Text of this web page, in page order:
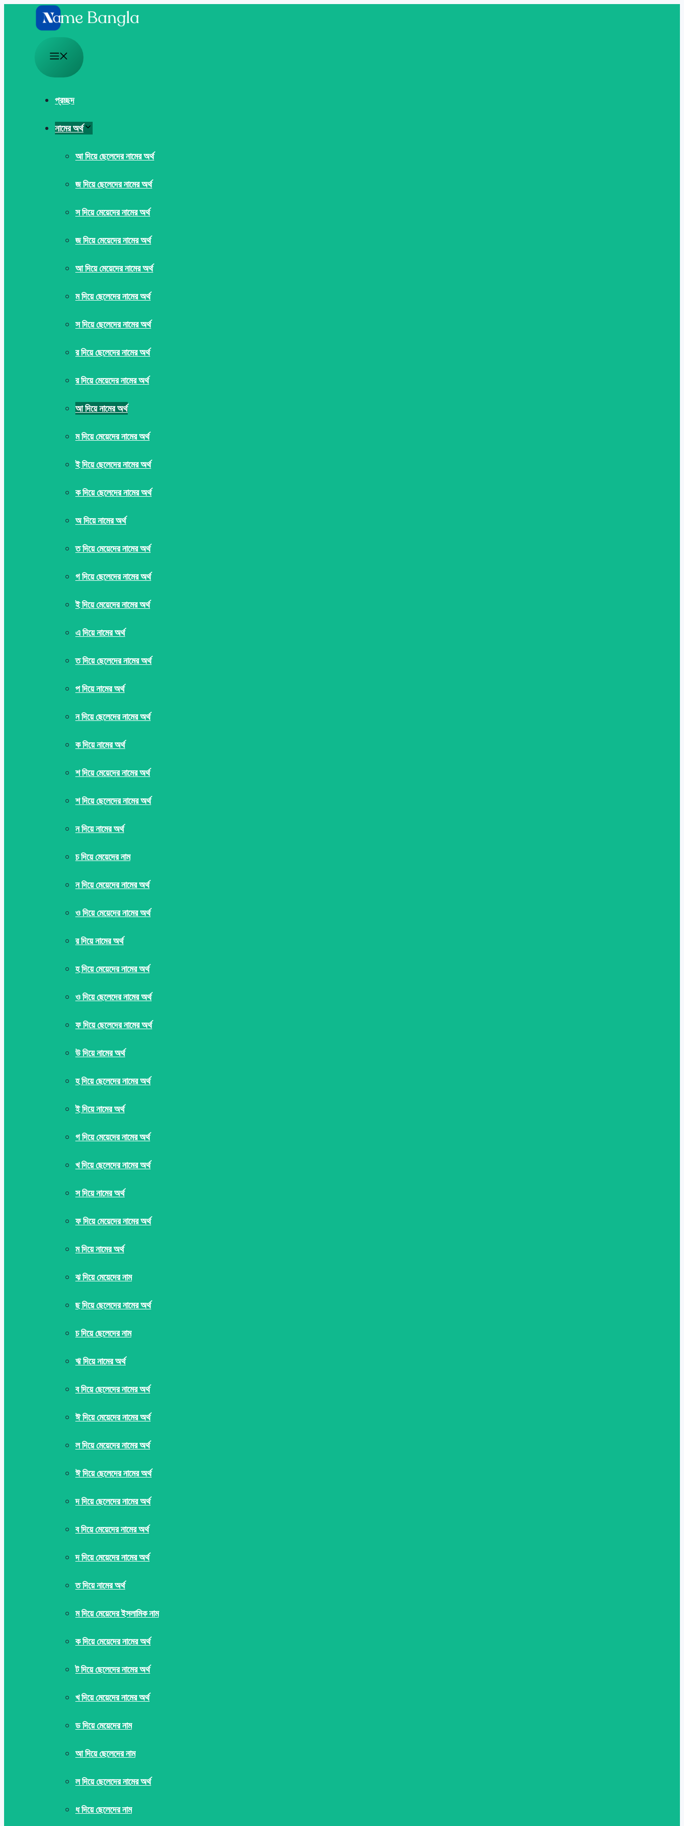
Menu
প্রচ্ছদ
নামের অর্থ
আ দিয়ে ছেলেদের নামের অর্থ
জ দিয়ে ছেলেদের নামের অর্থ
স দিয়ে মেয়েদের নামের অর্থ
জ দিয়ে মেয়েদের নামের অর্থ
আ দিয়ে মেয়েদের নামের অর্থ
ম দিয়ে ছেলেদের নামের অর্থ
স দিয়ে ছেলেদের নামের অর্থ
র দিয়ে ছেলেদের নামের অর্থ
র দিয়ে মেয়েদের নামের অর্থ
আ দিয়ে নামের অর্থ
ম দিয়ে মেয়েদের নামের অর্থ
ই দিয়ে ছেলেদের নামের অর্থ
ক দিয়ে ছেলেদের নামের অর্থ
অ দিয়ে নামের অর্থ
ত দিয়ে মেয়েদের নামের অর্থ
গ দিয়ে ছেলেদের নামের অর্থ
ই দিয়ে মেয়েদের নামের অর্থ
এ দিয়ে নামের অর্থ
ত দিয়ে ছেলেদের নামের অর্থ
প দিয়ে নামের অর্থ
ন দিয়ে ছেলেদের নামের অর্থ
ক দিয়ে নামের অর্থ
শ দিয়ে মেয়েদের নামের অর্থ
শ দিয়ে ছেলেদের নামের অর্থ
ন দিয়ে নামের অর্থ
চ দিয়ে মেয়েদের নাম
ন দিয়ে মেয়েদের নামের অর্থ
ও দিয়ে মেয়েদের নামের অর্থ
র দিয়ে নামের অর্থ
হ দিয়ে মেয়েদের নামের অর্থ
ও দিয়ে ছেলেদের নামের অর্থ
ফ দিয়ে ছেলেদের নামের অর্থ
উ দিয়ে নামের অর্থ
হ দিয়ে ছেলেদের নামের অর্থ
ই দিয়ে নামের অর্থ
গ দিয়ে মেয়েদের নামের অর্থ
খ দিয়ে ছেলেদের নামের অর্থ
স দিয়ে নামের অর্থ
ফ দিয়ে মেয়েদের নামের অর্থ
ম দিয়ে নামের অর্থ
ঝ দিয়ে মেয়েদের নাম
ছ দিয়ে ছেলেদের নামের অর্থ
চ দিয়ে ছেলেদের নাম
ঋ দিয়ে নামের অর্থ
ব দিয়ে ছেলেদের নামের অর্থ
ঈ দিয়ে মেয়েদের নামের অর্থ
ল দিয়ে মেয়েদের নামের অর্থ
ঈ দিয়ে ছেলেদের নামের অর্থ
দ দিয়ে ছেলেদের নামের অর্থ
ব দিয়ে মেয়েদের নামের অর্থ
দ দিয়ে মেয়েদের নামের অর্থ
ত দিয়ে নামের অর্থ
ম দিয়ে মেয়েদের ইসলামিক নাম
ক দিয়ে মেয়েদের নামের অর্থ
ট দিয়ে ছেলেদের নামের অর্থ
খ দিয়ে মেয়েদের নামের অর্থ
ড দিয়ে মেয়েদের নাম
আ দিয়ে ছেলেদের নাম
ল দিয়ে ছেলেদের নামের অর্থ
ধ দিয়ে ছেলেদের নাম